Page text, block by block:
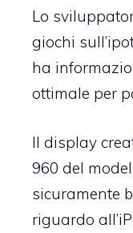
Lo
giochi
ha
ottimale per
Il display
960 del
sicuramente
riguardo